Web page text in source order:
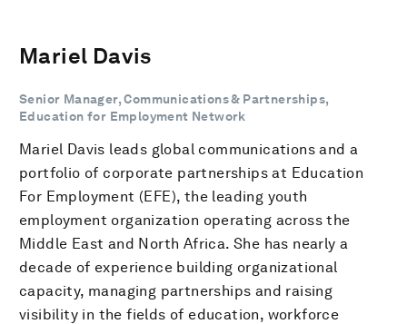
Mariel Davis
Senior Manager, Communications & Partnerships,
Education for Employment Network
Mariel Davis leads global communications and a
portfolio of corporate partnerships at Education
For Employment (EFE), the leading youth
employment organization operating across the
Middle East and North Africa. She has nearly a
decade of experience building organizational
capacity, managing partnerships and raising
visibility in the fields of education, workforce